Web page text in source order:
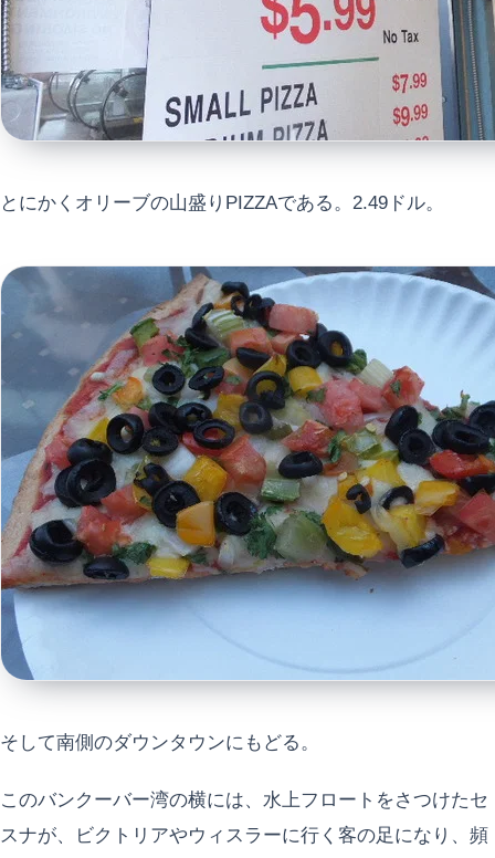
とにかくオリーブの山盛りPIZZAである。2.49ドル。
そして南側のダウンタウンにもどる。
このバンクーバー湾の横には、水上フロートをさつけたセ
スナが、ビクトリアやウィスラーに行く客の足になり、頻